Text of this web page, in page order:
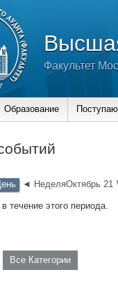
Факультет
Образование
◄ НеделяОктябрь 21
течение этого периода.
Все Категории